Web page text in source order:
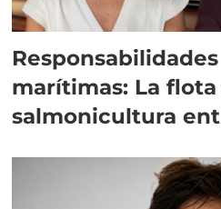
marítimas: La
salmonicultura